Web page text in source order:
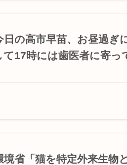
タイムマシーン...
日の高市早苗、お昼過ぎ
て17時には歯医者に寄っ
境省「猫を特定外来生物